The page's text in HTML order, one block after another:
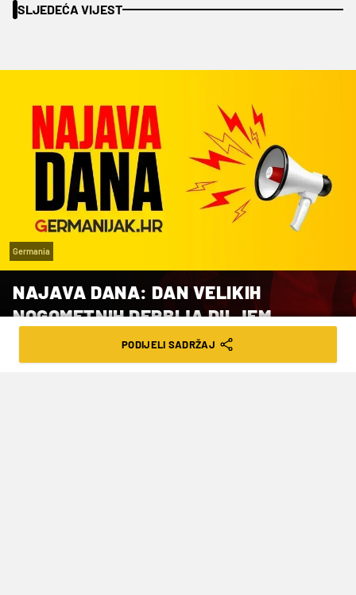
SLJEDEĆA VIJEST
Germania
NAJAVA DANA: DAN VELIKIH
NOGOMETNIH DERBIJA DILJEM
PODIJELI SADRŽAJ